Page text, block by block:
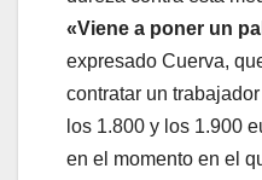
«Viene a poner un
expresado Cuerva,
contratar un
los 1.800 y los 1.900
en el momento en el